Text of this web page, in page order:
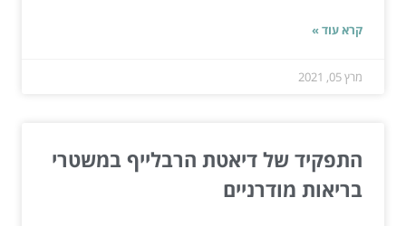
קרא עוד »
מרץ 05, 2021
התפקיד של דיאטת הרבלייף במשטרי
בריאות מודרניים